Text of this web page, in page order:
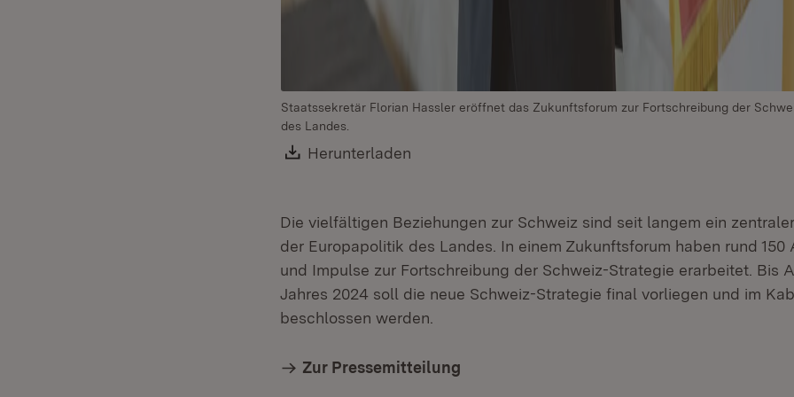
Staatssekretär Florian Hassler eröffnet das Zukunftsforum zur Fortschreibung der
des Landes.
Download:
Herunterladen
Die vielfältigen Beziehungen zur Schweiz sind seit langem ein
der Europapolitik des Landes. In einem Zukunftsforum haben rund 150
und Impulse zur Fortschreibung der Schweiz-Strategie erarbeitet. Bis
Jahres 2024 soll die neue Schweiz-Strategie final vorliegen und im
beschlossen werden.
Zur Pressemitteilung